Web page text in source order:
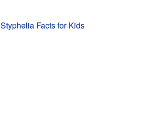
Styphelia Facts for Kids